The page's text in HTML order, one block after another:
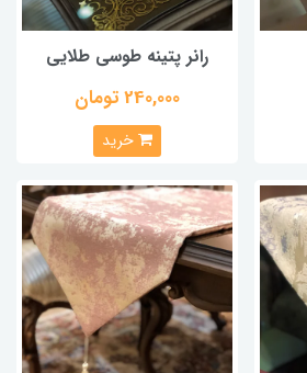
رانر پتینه طوسی طلایی
240,000 تومان
خرید